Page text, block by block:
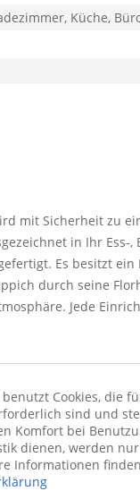
mit Sicherheit zu
in Ihr
Es besitzt
durch seine
Jede
Küche,
benutzt Cookies, die
sind und
Komfort bei
dienen, werden
Informationen